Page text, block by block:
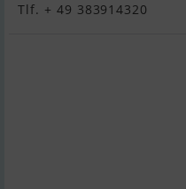
Tlf. + 49 383914320